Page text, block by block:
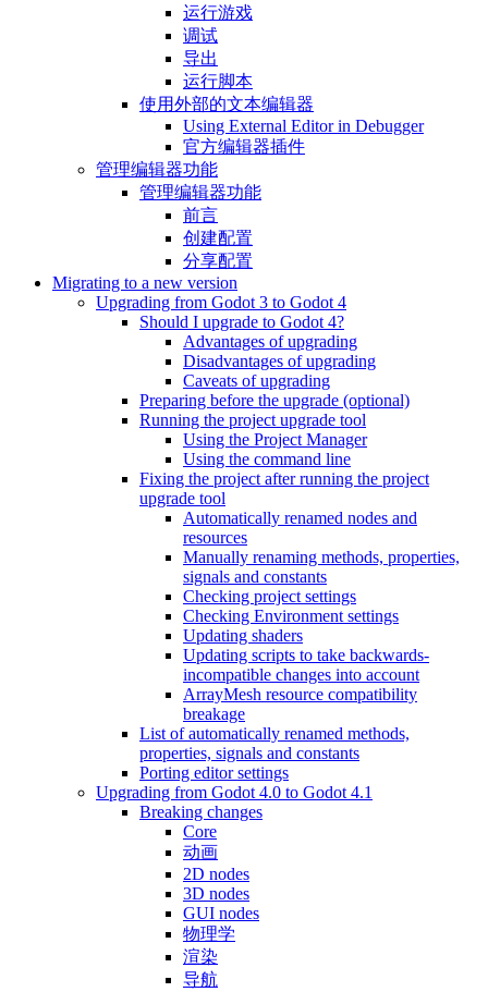
运行游戏
调试
导出
运行脚本
使用外部的文本编辑器
Using External Editor in Debugger
官方编辑器插件
管理编辑器功能
管理编辑器功能
前言
创建配置
分享配置
Migrating to a new version
Upgrading from Godot 3 to Godot 4
Should I upgrade to Godot 4?
Advantages of upgrading
Disadvantages of upgrading
Caveats of upgrading
Preparing before the upgrade (optional)
Running the project upgrade tool
Using the Project Manager
Using the command line
Fixing the project after running the project
upgrade tool
Automatically renamed nodes and
resources
Manually renaming methods, properties,
signals and constants
Checking project settings
Checking Environment settings
Updating shaders
Updating scripts to take backwards-
incompatible changes into account
ArrayMesh resource compatibility
breakage
List of automatically renamed methods,
properties, signals and constants
Porting editor settings
Upgrading from Godot 4.0 to Godot 4.1
Breaking changes
Core
动画
2D nodes
3D nodes
GUI nodes
物理学
渲染
导航